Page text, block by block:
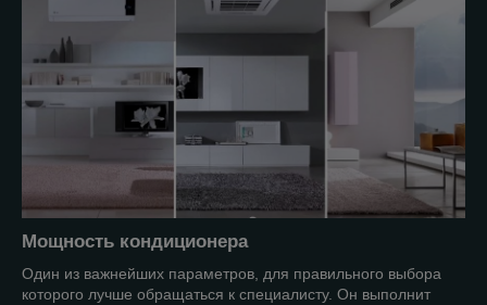
Мощность кондиционера
Один из важнейших параметров, для правильного выбора
которого лучше обращаться к специалисту. Он выполнит